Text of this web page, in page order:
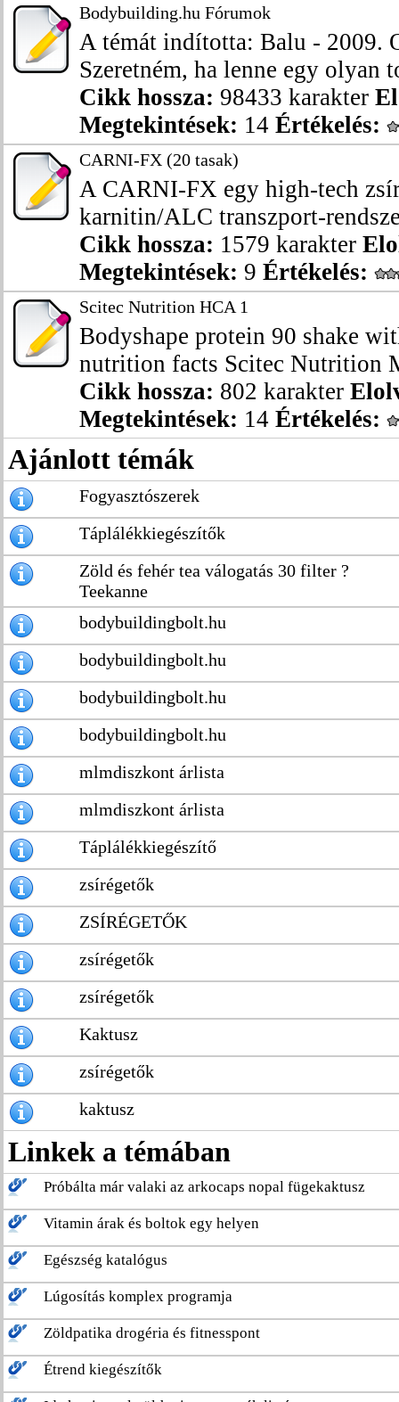
Bodybuilding.hu Fórumok
A témát indította: Balu - 2009.
Szeretném, ha lenne egy olyan
Cikk hossza: 98433 karakter
Megtekintések: 14 Értékelés:
CARNI-FX (20 tasak)
A CARNI-FX egy high-tech
karnitin/ALC transzport-
Cikk hossza: 1579 karakter
Megtekintések: 9 Értékelés:
Scitec Nutrition HCA 1
Bodyshape protein 90 shake
nutrition facts Scitec Nutrition
Cikk hossza: 802 karakter
Megtekintések: 14 Értékelés:
Ajánlott témák
Fogyasztószerek
Táplálékkiegészítők
Zöld és fehér tea válogatás 30 filter ?
Teekanne
bodybuildingbolt.hu
bodybuildingbolt.hu
bodybuildingbolt.hu
bodybuildingbolt.hu
mlmdiszkont árlista
mlmdiszkont árlista
Táplálékkiegészítő
zsírégetők
ZSÍRÉGETŐK
zsírégetők
zsírégetők
Kaktusz
zsírégetők
kaktusz
Linkek a témában
Próbálta már valaki az arkocaps nopal fügekaktusz
Vitamin árak és boltok egy helyen
Egészség katalógus
Lúgosítás komplex programja
Zöldpatika drogéria és fitnesspont
Étrend kiegészítők